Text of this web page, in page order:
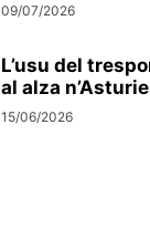
09/07/2026
L’usu del
al alza
15/06/2026